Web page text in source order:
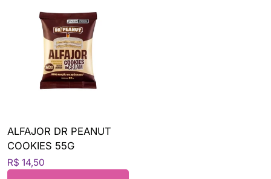
ALFAJOR DR PEANUT
COOKIES 55G
R$ 14,50